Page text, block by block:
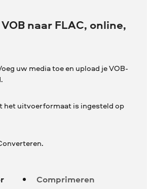
naar FLAC, online,
uw media toe en upload je VOB-
het uitvoerformaat is ingesteld op
Comprimeren